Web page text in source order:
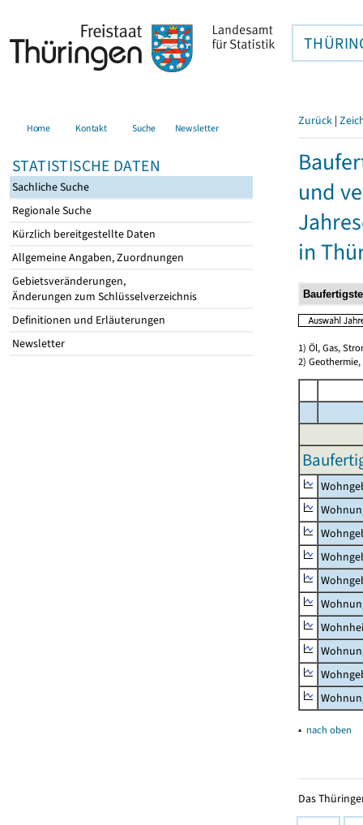
Home Kontakt Suche Newsletter
STATISTISCHE DATEN
Sachliche Suche
Regionale Suche
Kürzlich bereitgestellte Daten
Allgemeine Angaben, Zuordnungen
Gebietsveränderungen,
Änderungen zum Schlüsselverzeichnis
Definitionen und Erläuterungen
Newsletter
Zurück |
und
in
1) Öl, Gas,
2)
▴ nach oben
Das